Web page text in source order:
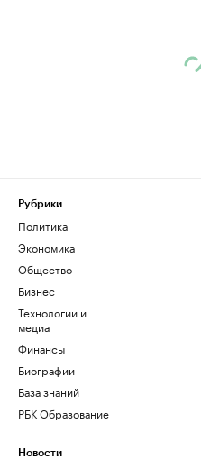
Рубрики
Политика
Экономика
Общество
Бизнес
Технологии и
медиа
Финансы
Биографии
База знаний
РБК Образование
Новости